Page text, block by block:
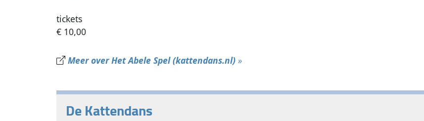
tickets
€ 10,00
Meer over Het Abele Spel (kattendans.nl) »
De Kattendans